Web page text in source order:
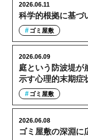
科学的根拠に基づ
2026.06.11
ゴミ屋敷
庭という防波堤が
示す心理的末期症
2026.06.09
ゴミ屋敷
ゴミ屋敷の深淵に
2026.06.08